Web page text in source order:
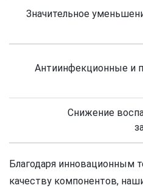
Значительное
Антиинфекционные и
Снижение
Благодаря инновационным
качеству компонентов,